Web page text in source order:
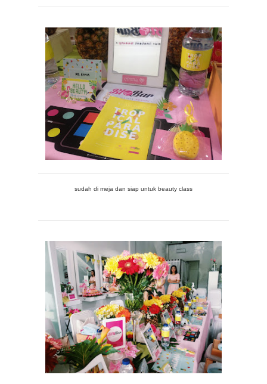
sudah di meja dan siap untuk beauty class